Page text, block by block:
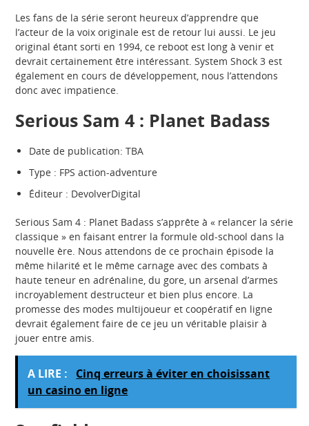
Les fans de la série seront heureux d’apprendre que
l’acteur de la voix originale est de retour lui aussi. Le jeu
original étant sorti en 1994, ce reboot est long à venir et
devrait certainement être intéressant. System Shock 3 est
également en cours de développement, nous l’attendons
donc avec impatience.
Serious Sam 4 : Planet Badass
Date de publication: TBA
Type : FPS action-adventure
Éditeur : DevolverDigital
Serious Sam 4 : Planet Badass s’apprête à « relancer la série
classique » en faisant entrer la formule old-school dans la
nouvelle ère. Nous attendons de ce prochain épisode la
même hilarité et le même carnage avec des combats à
haute teneur en adrénaline, du gore, un arsenal d’armes
incroyablement destructeur et bien plus encore. La
promesse des modes multijoueur et coopératif en ligne
devrait également faire de ce jeu un véritable plaisir à
jouer entre amis.
A LIRE :
Cinq erreurs à éviter en choisissant
un casino en ligne